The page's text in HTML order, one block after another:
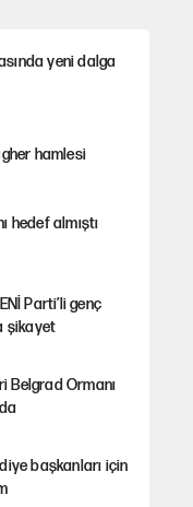
yeni dalga
hamlesi
hedef almıştı
Parti’li genç
şikayet
Belgrad Ormanı
başkanları için